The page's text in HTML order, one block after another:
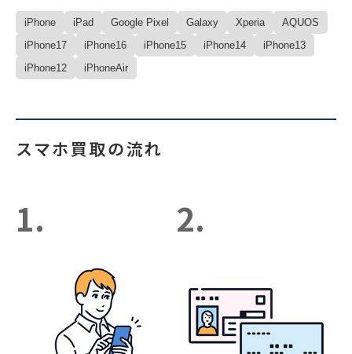
iPhone iPad Google Pixel Galaxy Xperia
AQUOS
iPhone17
iPhone16 iPhone15 iPhone14
iPhone13
iPhone12
iPhoneAir
スマホ買取の流れ
1. 2.